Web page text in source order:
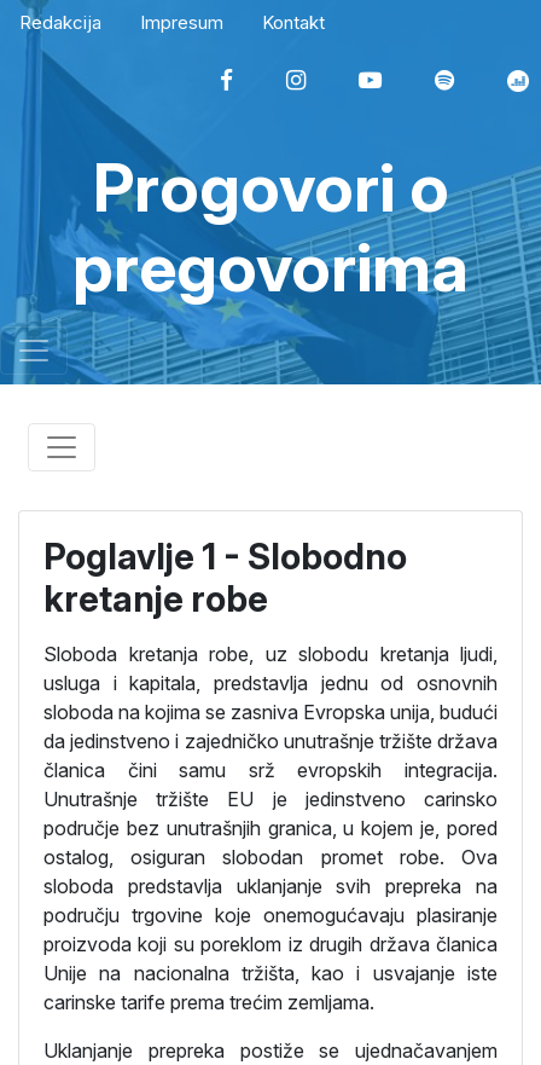
Redakcija Impresum Kontakt
Progovori o
pregovorima
Poglavlje 1 - Slobodno
kretanje robe
Sloboda kretanja robe, uz slobodu kretanja ljudi,
usluga i kapitala, predstavlja jednu od osnovnih
sloboda na kojima se zasniva Evropska unija, budući
da jedinstveno i zajedničko unutrašnje tržište država
članica čini samu srž evropskih integracija.
Unutrašnje tržište EU je jedinstveno carinsko
područje bez unutrašnjih granica, u kojem je, pored
ostalog, osiguran slobodan promet robe. Ova
sloboda predstavlja uklanjanje svih prepreka na
području trgovine koje onemogućavaju plasiranje
proizvoda koji su poreklom iz drugih država članica
Unije na nacionalna tržišta, kao i usvajanje iste
carinske tarife prema trećim zemljama.
Uklanjanje prepreka postiže se ujednačavanjem